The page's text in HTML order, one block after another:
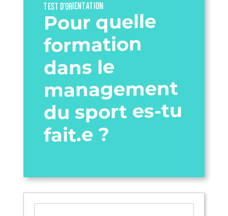
TEST D’ORIENTATION
Pour quelle
formation
dans le
management
du sport es-tu
fait.e ?